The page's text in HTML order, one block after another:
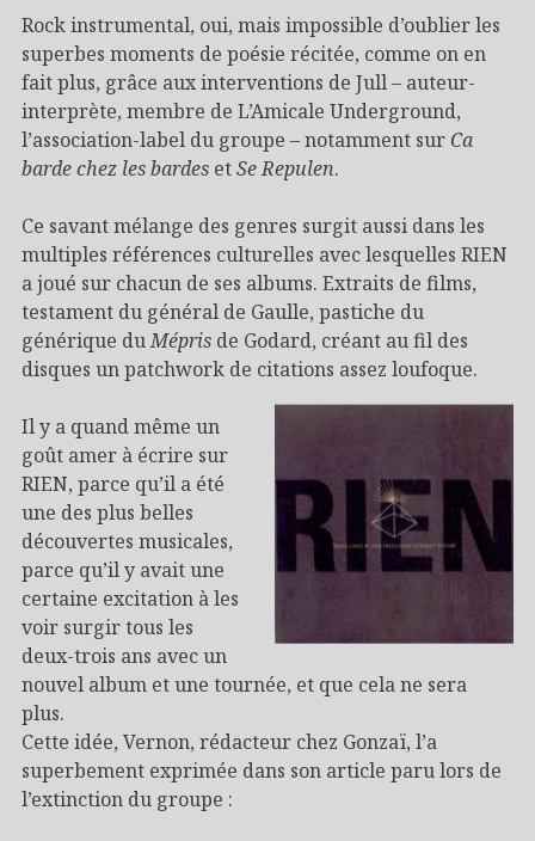
Rock instrumental, oui, mais impossible d’oublier les
superbes moments de poésie récitée, comme on en
fait plus, grâce aux interventions de Jull – auteur-
interprète, membre de L’Amicale Underground,
l’association-label du groupe – notamment surCa
barde chez les bardes etSe Repulen.
Ce savant mélange des genres surgit aussi dans les
multiples références culturelles avec lesquelles RIEN
a joué sur chacun de ses albums. Extraits de films,
testament du général de Gaulle, pastiche du
générique duMépris de Godard, créant au fil des
disques un patchwork de citations assez loufoque.
Il y a quand même un
goût amer à écrire sur
RIEN, parce qu’il a été
une des plus belles
découvertes musicales,
parce qu’il y avait une
certaine excitation à les
voir surgir tous les
deux-trois ans avec un
nouvel album et une tournée, et que cela ne sera
plus.
Cette idée, Vernon, rédacteur chez Gonzaï, l’a
superbement exprimée dans son article paru lors de
l’extinction du groupe :